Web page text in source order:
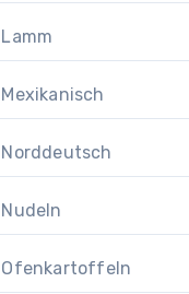
Ofenkartoffeln